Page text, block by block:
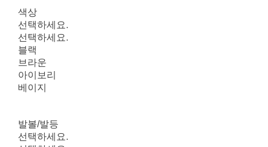
색상
선택하세요.
선택하세요.
블랙
브라운
아이보리
베이지
발볼/발등
선택하세요.